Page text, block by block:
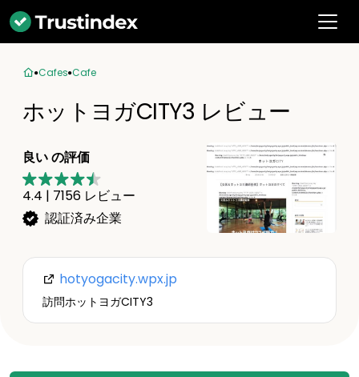
Cafes Cafe
ホットヨガCITY3 レビュー
良い の評価
4.4 | 7156 レビュー
認証済み企業
hotyogacity.wpx.jp
訪問ホットヨガCITY3